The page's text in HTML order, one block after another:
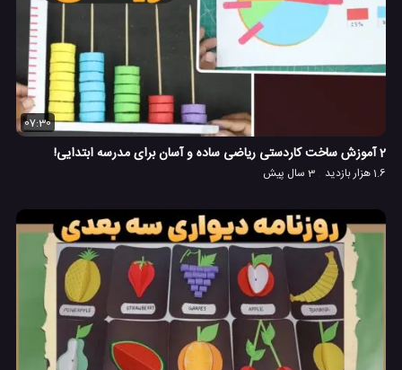
07:30
2 آموزش ساخت کاردستی ریاضی ساده و آسان برای مدرسه ابتدایی!
1.6 هزار بازدید 3 سال پیش